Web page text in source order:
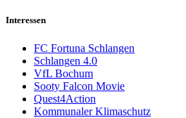
Interessen
FC Fortuna Schlangen
Schlangen 4.0
VfL Bochum
Sooty Falcon Movie
Quest4Action
Kommunaler Klimaschutz